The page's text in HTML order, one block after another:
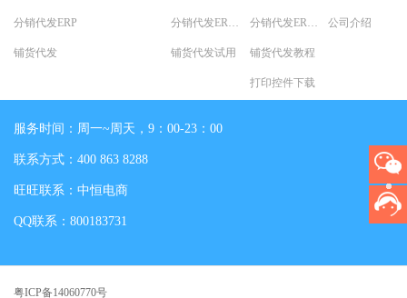
分销代发ERP
铺货代发
分销代发ERP试用
铺货代发试用
分销代发ERP教程
铺货代发教程
打印控件下载
公司介绍
服务时间：周一~周天，9：00-23：00
联系方式：400 863 8288
旺旺联系：中恒电商
QQ联系：800183731
粤ICP备14060770号